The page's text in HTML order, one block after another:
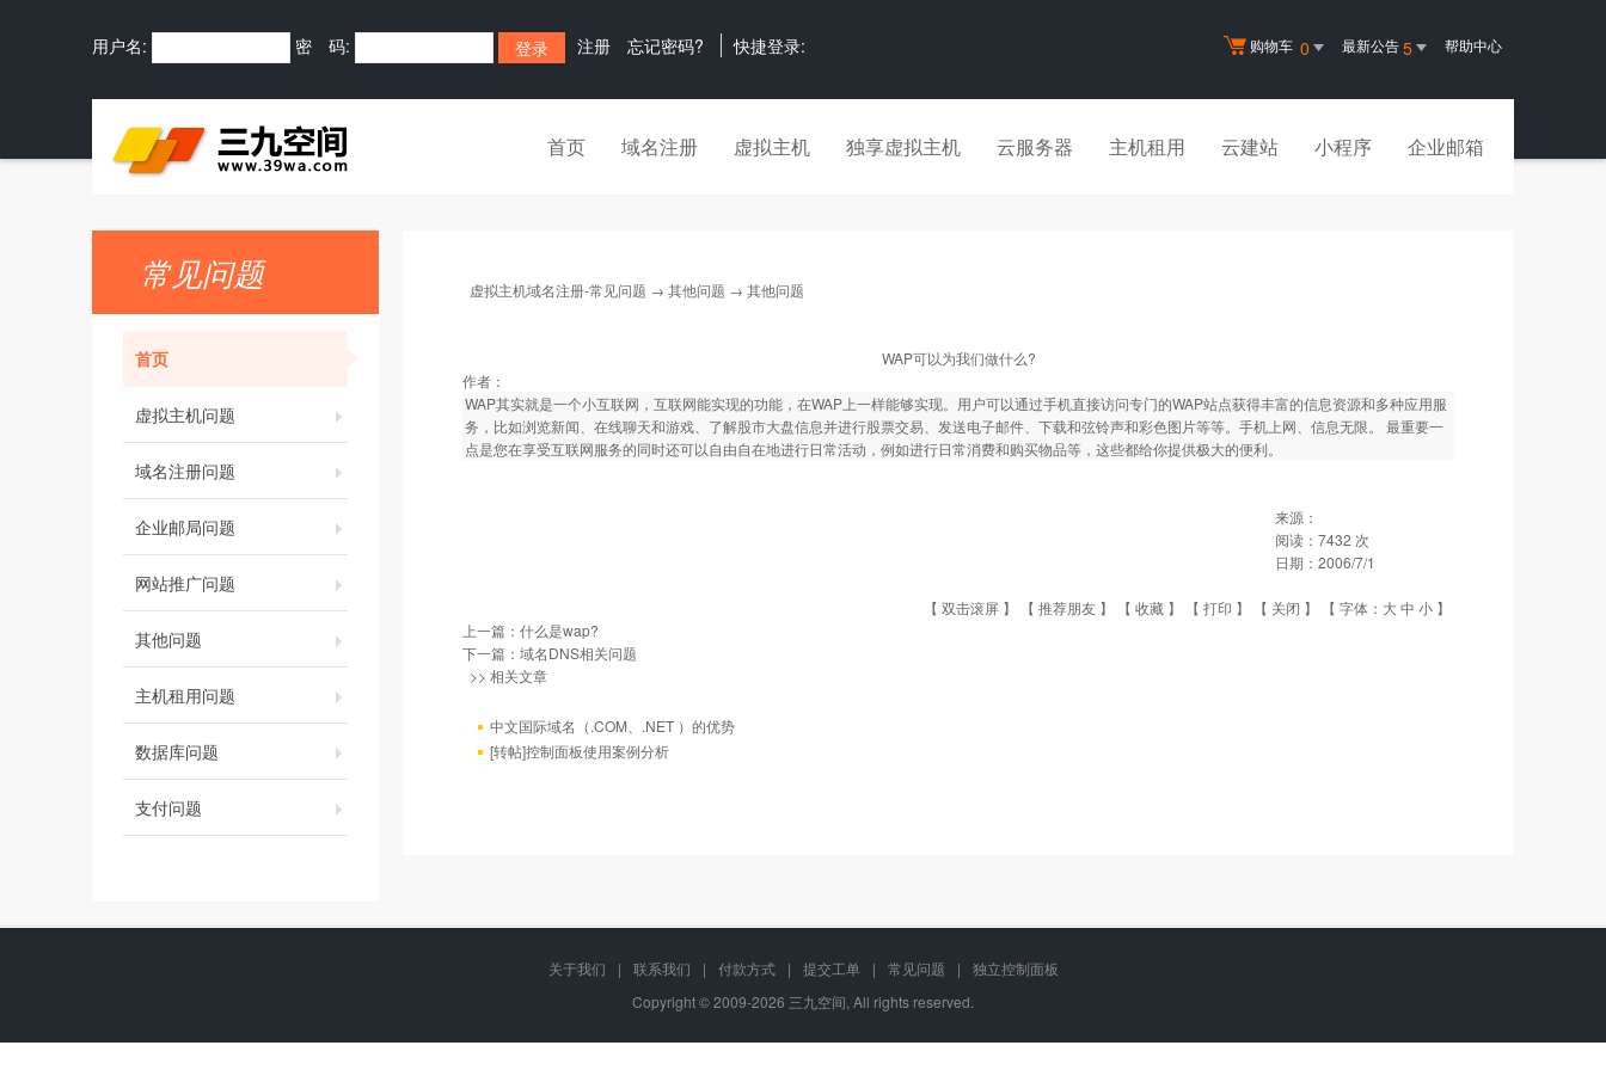
购物车 0 最新公告5 帮助中心
用户名: 密 码: 注册 忘记密码? 快捷登录:
首页 域名注册 虚拟主机 独享虚拟主机 云服务器 主机租用 云建站 小程序 企业邮箱
常见问题
首页
虚拟主机问题
域名注册问题
企业邮局问题
网站推广问题
其他问题
主机租用问题
数据库问题
支付问题
虚拟主机域名注册-常见问题 → 其他问题 → 其他问题
WAP可以为我们做什么?
作者：
WAP其实就是一个小互联网，互联网能实现的功能，在WAP上一样能够实现。用户可以通过手机直接访问专门的WAP站点获得丰富的信息资源和多种应用服
务，比如浏览新闻、在线聊天和游戏、了解股市大盘信息并进行股票交易、发送电子邮件、下载和弦铃声和彩色图片等等。手机上网、信息无限。 最重要一
点是您在享受互联网服务的同时还可以自由自在地进行日常活动，例如进行日常消费和购买物品等，这些都给你提供极大的便利。
来源：
阅读： 7432 次
日期： 2006/7/1
【 双击滚屏 】 【 推荐朋友 】 【 收藏 】 【 打印 】 【 关闭 】 【 字体： 大中 小 】
上一篇： 什么是wap?
下一篇： 域名DNS相关问题
>> 相关文章
中文国际域名（.COM、.NET ）的优势
[转帖]控制面板使用案例分析
关于我们 | 联系我们 | 付款方式 | 提交工单 | 常见问题 |
独立控制面板
Copyright © 2009-2026 三九空间, All rights reserved.